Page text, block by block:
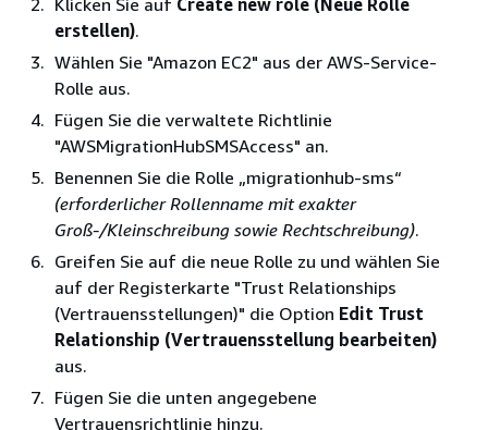
erstellen).
Wählen Sie "Amazon EC2" aus der AWS-Service-
Rolle aus.
Fügen Sie die verwaltete Richtlinie
"AWSMigrationHubSMSAccess" an.
Benennen Sie die Rolle „migrationhub-sms“
(erforderlicher Rollenname mit exakter
Groß-/Kleinschreibung sowie Rechtschreibung).
Greifen Sie auf die neue Rolle zu und wählen Sie
auf der Registerkarte "Trust Relationships
(Vertrauensstellungen)" die Option Edit Trust
Relationship (Vertrauensstellung bearbeiten)
aus.
Fügen Sie die unten angegebene
Vertrauensrichtlinie hinzu.